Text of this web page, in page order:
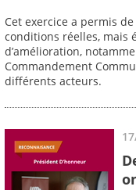
Cet exercice a permis
conditions réelles, mais
d’amélioration,
Commandement
différents acteurs.